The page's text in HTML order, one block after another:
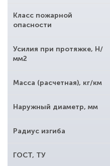
Класс пожарной
опасности
Усилия при протяжке, Н/
мм2
Масса (расчетная), кг/км
Наружный диаметр, мм
Радиус изгиба
ГОСТ, ТУ